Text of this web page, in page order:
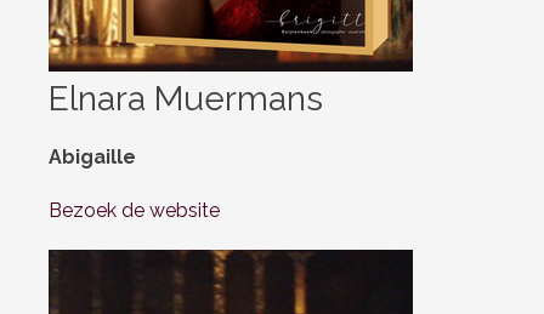
Elnara Muermans
Abigaille
Bezoek de website